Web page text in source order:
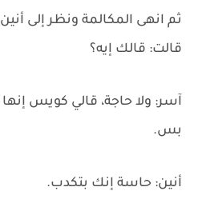
ثم انهى المكالمة ونظر إلى
قالت: قالك إيه؟
آسر: ولا حاجة، قالي كويس
بس.
أنين: حاسة إنك بتكدب.